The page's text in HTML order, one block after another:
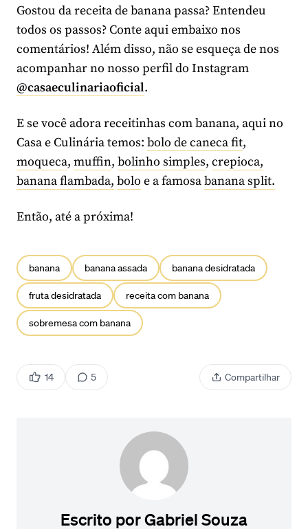
Gostou da receita de banana passa? Entendeu
todos os passos? Conte aqui embaixo nos
comentários! Além disso, não se esqueça de nos
acompanhar no nosso perfil do Instagram
@casaeculinariaoficial.
E se você adora receitinhas com banana, aqui no
Casa e Culinária temos: bolo de caneca fit,
moqueca, muffin, bolinho simples, crepioca,
banana flambada, bolo e a famosabanana split.
Então, até a próxima!
banana banana assada banana desidratada
fruta desidratada receita com banana
sobremesa com banana
14 5 Compartilhar
Escrito porGabriel Souza